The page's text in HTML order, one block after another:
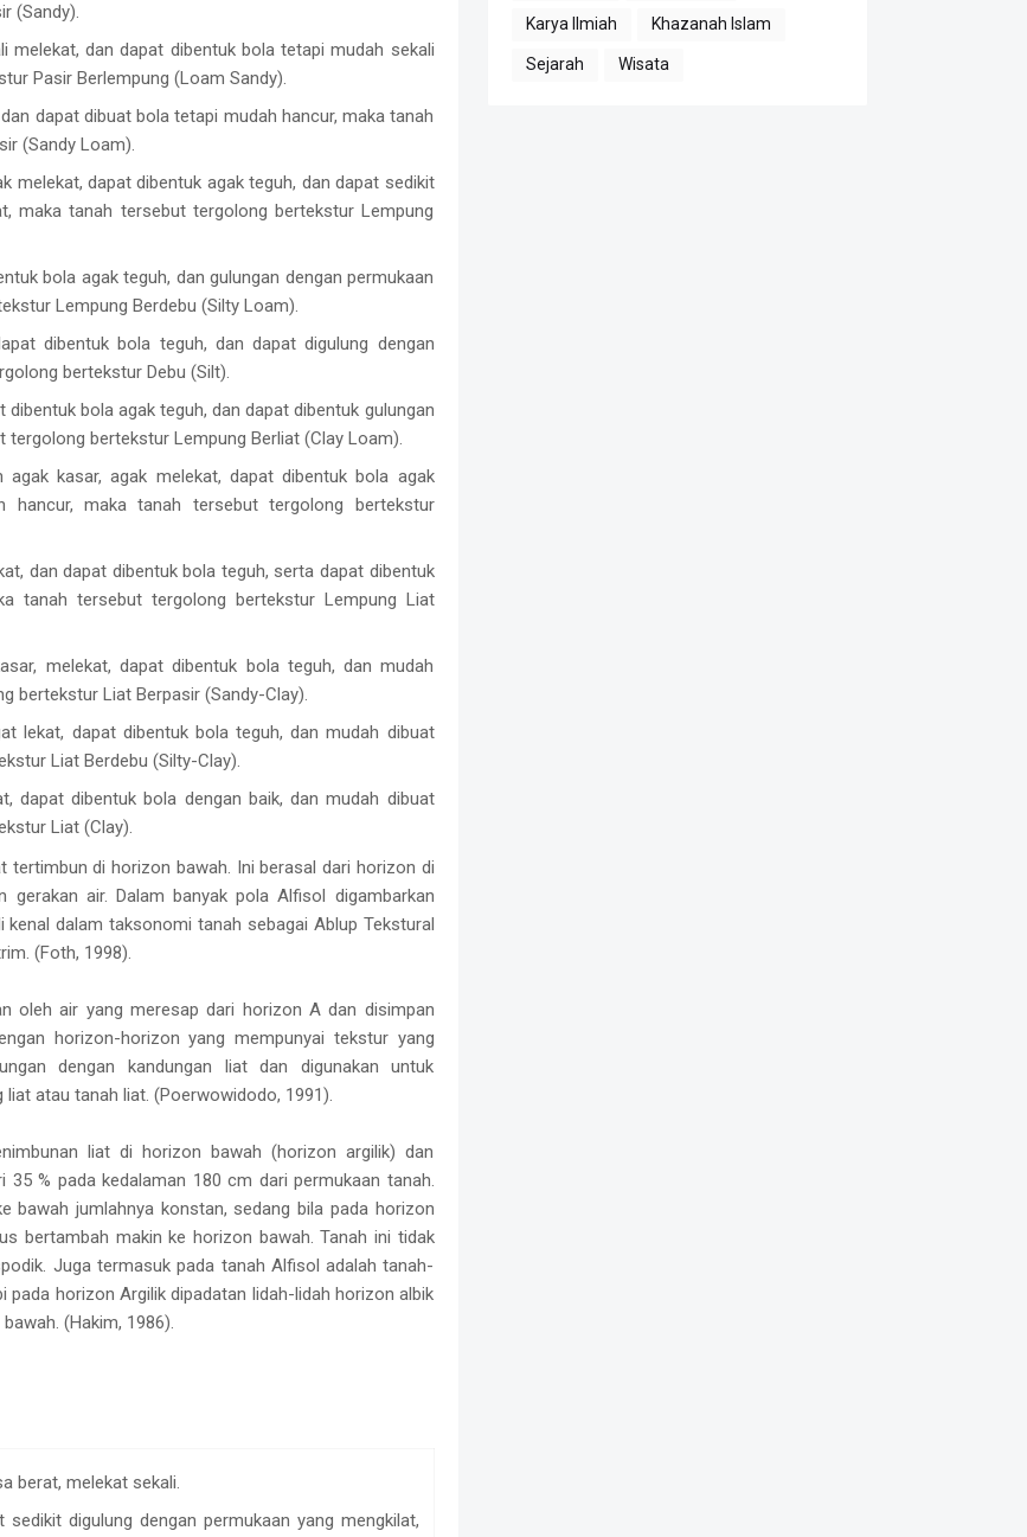
(Sandy).
melekat, dan dapat dibentuk bola tetapi mudah sekali
Pasir Berlempung (Loam Sandy).
dapat dibuat bola tetapi mudah hancur, maka tanah
(Sandy Loam).
melekat, dapat dibentuk agak teguh, dan dapat sedikit
maka tanah tersebut tergolong bertekstur Lempung
bola agak teguh, dan gulungan dengan permukaan
Lempung Berdebu (Silty Loam).
dibentuk bola teguh, dan dapat digulung dengan
bertekstur Debu (Silt).
bola agak teguh, dan dapat dibentuk gulungan
bertekstur Lempung Berliat (Clay Loam).
kasar, agak melekat, dapat dibentuk bola agak
hancur, maka tanah tersebut tergolong bertekstur
dan dapat dibentuk bola teguh, serta dapat dibentuk
tanah tersebut tergolong bertekstur Lempung Liat
melekat, dapat dibentuk bola teguh, dan mudah
bertekstur Liat Berpasir (Sandy-Clay).
lekat, dapat dibentuk bola teguh, dan mudah dibuat
Liat Berdebu (Silty-Clay).
dapat dibentuk bola dengan baik, dan mudah dibuat
Liat (Clay).
di horizon bawah. Ini berasal dari horizon di
air. Dalam banyak pola Alfisol digambarkan
dalam taksonomi tanah sebagai Ablup Tekstural
(Foth, 1998).
oleh air yang meresap dari horizon A dan disimpan
horizon-horizon yang mempunyai tekstur yang
dengan kandungan liat dan digunakan untuk
atau tanah liat. (Poerwowidodo, 1991).
liat di horizon bawah (horizon argilik) dan
% pada kedalaman 180 cm dari permukaan tanah.
bawah jumlahnya konstan, sedang bila pada horizon
bertambah makin ke horizon bawah. Tanah ini tidak
Juga termasuk pada tanah Alfisol adalah tanah-
pada horizon Argilik dipadatan lidah-lidah horizon albik
(Hakim, 1986).
berat, melekat sekali.
digulung dengan permukaan yang mengkilat,
Karya Ilmiah Khazanah Islam
Sejarah Wisata